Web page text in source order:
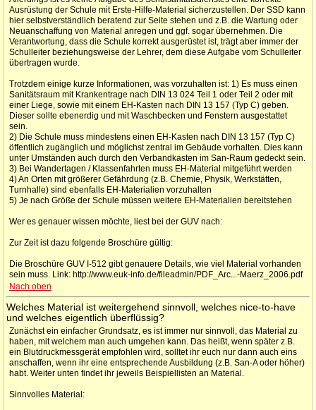
Ausrüstung der Schule mit Erste-Hilfe-Material sicherzustellen. Der SSD kann
hier selbstverständlich beratend zur Seite stehen und z.B. die Wartung oder
Neuanschaffung von Material anregen und ggf. sogar übernehmen. Die
Verantwortung, dass die Schule korrekt ausgerüstet ist, trägt aber immer der
Schulleiter beziehungsweise der Lehrer, dem diese Aufgabe vom Schulleiter
übertragen wurde.
Trotzdem einige kurze Informationen, was vorzuhalten ist: 1) Es muss einen
Sanitätsraum mit Krankentrage nach DIN 13 024 Teil 1 oder Teil 2 oder mit
einer Liege, sowie mit einem EH-Kasten nach DIN 13 157 (Typ C) geben.
Dieser sollte ebenerdig und mit Waschbecken und Fenstern ausgestattet
sein.
2) Die Schule muss mindestens einen EH-Kasten nach DIN 13 157 (Typ C)
öffentlich zugänglich und möglichst zentral im Gebäude vorhalten. Dies kann
unter Umständen auch durch den Verbandkasten im San-Raum gedeckt sein.
3) Bei Wandertagen / Klassenfahrten muss EH-Material mitgeführt werden
4) An Orten mit größerer Gefährdung (z.B. Chemie, Physik, Werkstätten,
Turnhalle) sind ebenfalls EH-Materialien vorzuhalten
5) Je nach Größe der Schule müssen weitere EH-Materialien bereitstehen
Wer es genauer wissen möchte, liest bei der GUV nach:
Zur Zeit ist dazu folgende Broschüre gültig:
Die Broschüre GUV I-512 gibt genauere Details, wie viel Material vorhanden
sein muss. Link: http://www.euk-info.de/fileadmin/PDF_Arc...-Maerz_2006.pdf
Nach oben
Welches Material ist weitergehend sinnvoll, welches nice-to-have
und welches eigentlich überflüssig?
Zunächst ein einfacher Grundsatz, es ist immer nur sinnvoll, das Material zu
haben, mit welchem man auch umgehen kann. Das heißt, wenn später z.B.
ein Blutdruckmessgerät empfohlen wird, solltet ihr euch nur dann auch eins
anschaffen, wenn ihr eine entsprechende Ausbildung (z.B. San-A oder höher)
habt. Weiter unten findet ihr jeweils Beispiellisten an Material.
Sinnvolles Material: